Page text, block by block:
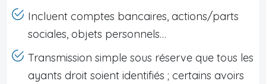
Incluent comptes bancaires, actions/parts
sociales, objets personnels…
Transmission simple sous réserve que tous les
ayants droit soient identifiés ; certains avoirs